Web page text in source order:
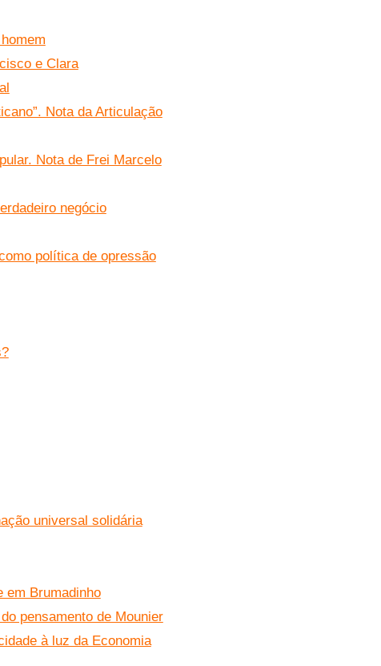
e Clara
Nota da Articulação
Nota de Frei Marcelo
negócio
política de opressão
universal solidária
em Brumadinho
pensamento de Mounier
à luz da Economia